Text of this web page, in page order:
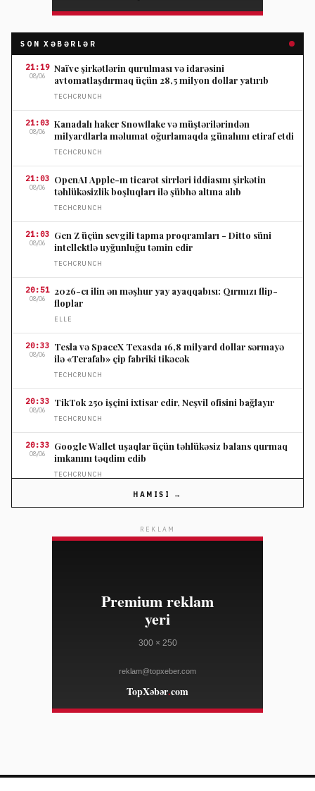
SON XƏBƏRLƏR
21:19
08/06
Naïve şirkətlərin qurulması və idarəsini
avtomatlaşdırmaq üçün 28,5 milyon dollar yatırıb
TECHCRUNCH
21:03
08/06
Kanadalı haker Snowflake və müştərilərindən
milyardlarla məlumat oğurlamaqda günahını etiraf etdi
TECHCRUNCH
21:03
08/06
OpenAI Apple-ın ticarət sirrləri iddiasını şirkətin
təhlükəsizlik boşluqları ilə şübhə altına alıb
TECHCRUNCH
21:03
08/06
Gen Z üçün sevgili tapma proqramları - Ditto süni
intellektlə uyğunluğu təmin edir
TECHCRUNCH
20:51
08/06
2026-cı ilin ən məşhur yay ayaqqabısı: Qırmızı flip-
floplar
ELLE
20:33
08/06
Tesla və SpaceX Texasda 16,8 milyard dollar sərmayə
ilə «Terafab» çip fabriki tikəcək
TECHCRUNCH
20:33
08/06
TikTok 250 işçini ixtisar edir, Neşvil ofisini bağlayır
TECHCRUNCH
20:33
08/06
Google Wallet uşaqlar üçün təhlükəsiz balans qurmaq
imkanını təqdim edib
TECHCRUNCH
08/06
Tate McRae Versace və müasir ayaqqabılarla Variety
Toy saç və makiyaj tendensiyalarında yeni dönəm
08/06
dollara alacaq
HAMISI →
REKLAM